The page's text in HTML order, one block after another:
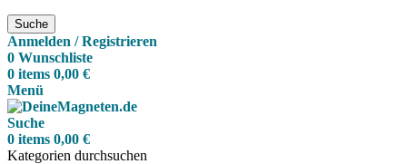
Suche
Anmelden / Registrieren
0 Wunschliste
0 items 0,00 €
Menü
Suche
0 items 0,00 €
Kategorien durchsuchen